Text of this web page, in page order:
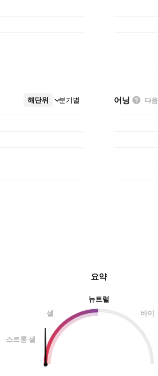
해단위 분기별
더보기 어닝 다음
요약
뉴트럴
셀
바이
스트롱 셀